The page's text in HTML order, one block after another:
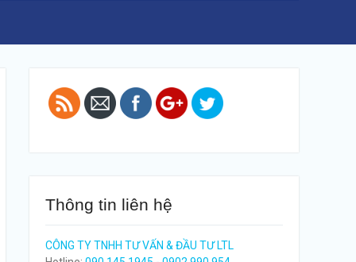
Thông tin liên hệ
CÔNG TY TNHH TƯ VẤN & ĐẦU TƯ LTL